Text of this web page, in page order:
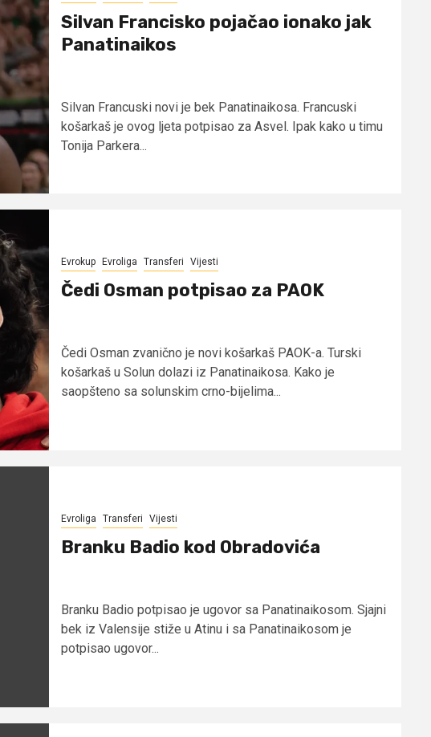
Silvan Francisko pojačao ionako jak
Panatinaikos
Silvan Francuski novi je bek Panatinaikosa. Francuski
košarkaš je ovog ljeta potpisao za Asvel. Ipak kako u timu
Tonija Parkera...
Evrokup Evroliga Transferi Vijesti
Čedi Osman potpisao za PAOK
Čedi Osman zvanično je novi košarkaš PAOK-a. Turski
košarkaš u Solun dolazi iz Panatinaikosa. Kako je
saopšteno sa solunskim crno-bijelima...
Evroliga Transferi Vijesti
Branku Badio kod Obradovića
Branku Badio potpisao je ugovor sa Panatinaikosom. Sjajni
bek iz Valensije stiže u Atinu i sa Panatinaikosom je
potpisao ugovor...